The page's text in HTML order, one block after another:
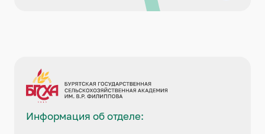
Информация об отделе: